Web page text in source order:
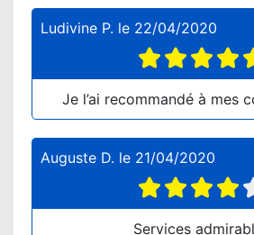
Ludivine P. le 22/04/2020
Je l’ai recommandé à mes
Auguste D. le 21/04/2020
Services